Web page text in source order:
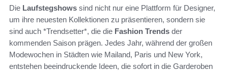
Die Laufstegshows sind nicht nur eine Plattform für Designer,
um ihre neuesten Kollektionen zu präsentieren, sondern sie
sind auch *Trendsetter*, die die Fashion Trends der
kommenden Saison prägen. Jedes Jahr, während der großen
Modewochen in Städten wie Mailand, Paris und New York,
entstehen beeindruckende Ideen, die sofort in die Garderoben